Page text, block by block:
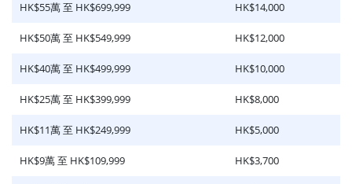
HK$55萬 至 HK$699,999 HK$14,000
HK$50萬 至 HK$549,999 HK$12,000
HK$40萬 至 HK$499,999 HK$10,000
HK$25萬 至 HK$399,999 HK$8,000
HK$11萬 至 HK$249,999 HK$5,000
HK$9萬 至 HK$109,999 HK$3,700